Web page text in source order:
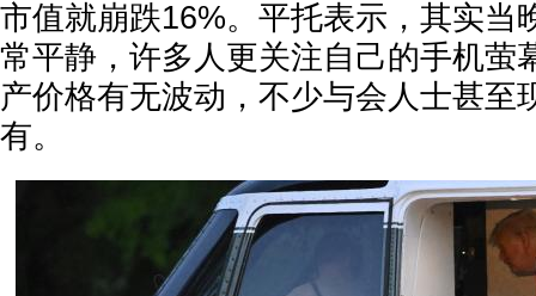
市值就崩跌16%。平托表示，其实当
常平静，许多人更关注自己的手机萤
产价格有无波动，不少与会人士甚至
有。